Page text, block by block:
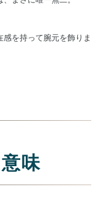
を持って腕元を飾りま
味